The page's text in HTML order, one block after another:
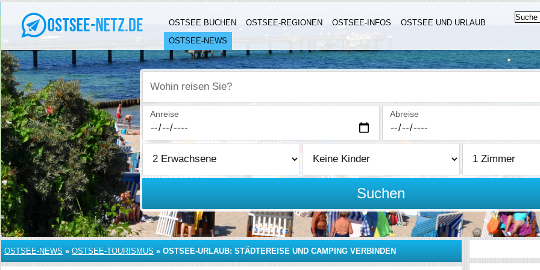
OSTSEE BUCHEN OSTSEE-REGIONEN OSTSEE-INFOS
OSTSEE UND URLAUB
OSTSEE-NEWS
Wohin reisen Sie?
Anreise Abreise
Suchen
OSTSEE-NEWS » OSTSEE-TOURISMUS » OSTSEE-URLAUB: STÄDTEREISE UND CAMPING VERBINDEN